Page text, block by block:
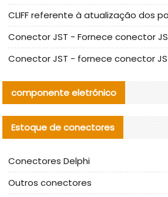
componente eletrónico
Estoque de conectores
Conectores Delphi
Outros conectores